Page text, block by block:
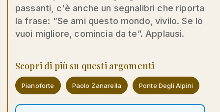
passanti, c'è anche un segnalibri che riporta
la frase: “Se ami questo mondo, vivilo. Se lo
vuoi migliore, comincia da te”. Applausi.
Scopri di più su questi argomenti
Pianoforte Paolo Zanarella Ponte Degli Alpini